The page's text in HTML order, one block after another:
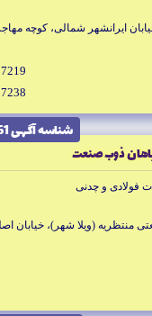
شناسه آگهى 2481319561
ذوب صنعت
فولادى و چدنى